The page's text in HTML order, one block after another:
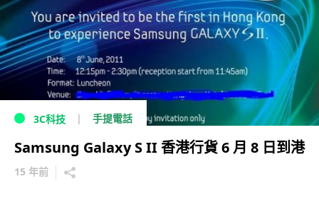
3C科技 手提電話
Samsung Galaxy S II 香港行貨 6 月 8 日到港
15 年前